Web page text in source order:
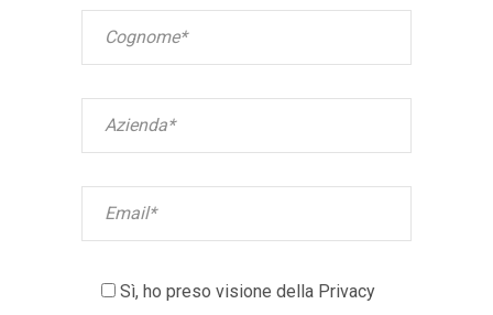
Sì, ho preso visione della Privacy